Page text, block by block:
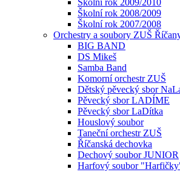
Školní rok 2009/2010
Školní rok 2008/2009
Školní rok 2007/2008
Orchestry a soubory ZUŠ
BIG BAND
DS Mikeš
Samba Band
Komorní orchestr ZUŠ
Dětský pěvecký sbor
Pěvecký sbor LADÍME
Pěvecký sbor LaDítka
Houslový soubor
Taneční orchestr ZUŠ
Říčanská dechovka
Dechový soubor JUNIOR
Harfový soubor